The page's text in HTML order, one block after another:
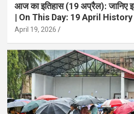
आज का इतिहास (19 अप्रैल): जानिए
| On This Day: 19 April History
April 19, 2026